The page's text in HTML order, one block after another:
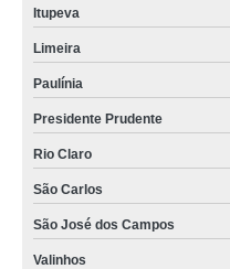
Itupeva
Limeira
Paulínia
Presidente Prudente
Rio Claro
São Carlos
São José dos Campos
Valinhos